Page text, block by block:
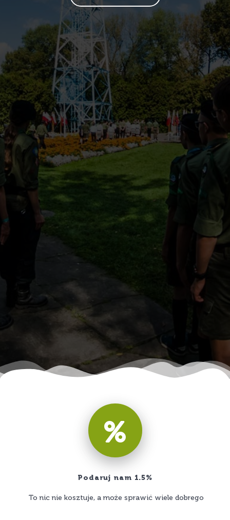
Podaruj nam 1.5%
To nic nie kosztuje, a może sprawić wiele dobrego